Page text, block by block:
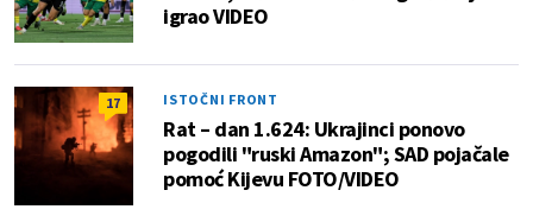
igrao VIDEO
17 ISTOČNI FRONT
Rat – dan 1.624: Ukrajinci ponovo
pogodili "ruski Amazon"; SAD pojačale
pomoć Kijevu FOTO/VIDEO